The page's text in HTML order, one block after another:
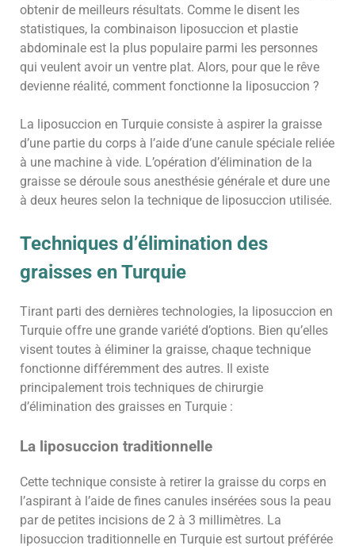
obtenir de meilleurs résultats. Comme le disent les
statistiques, la combinaison liposuccion et plastie
abdominale est la plus populaire parmi les personnes
qui veulent avoir un ventre plat. Alors, pour que le rêve
devienne réalité, comment fonctionne la liposuccion ?
La liposuccion en Turquie consiste à aspirer la graisse
d’une partie du corps à l’aide d’une canule spéciale reliée
à une machine à vide. L’opération d’élimination de la
graisse se déroule sous anesthésie générale et dure une
à deux heures selon la technique de liposuccion utilisée.
Techniques d’élimination des
graisses en Turquie
Tirant parti des dernières technologies, la liposuccion en
Turquie offre une grande variété d’options. Bien qu’elles
visent toutes à éliminer la graisse, chaque technique
fonctionne différemment des autres. Il existe
principalement trois techniques de chirurgie
d’élimination des graisses en Turquie :
La liposuccion traditionnelle
Cette technique consiste à retirer la graisse du corps en
l’aspirant à l’aide de fines canules insérées sous la peau
par de petites incisions de 2 à 3 millimètres. La
liposuccion traditionnelle en Turquie est surtout préférée